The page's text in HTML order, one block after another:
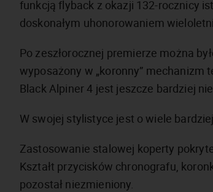
funkcją flyback z okazji 132-rocznicy
doskonałym uhonorowaniem
Po zeszłorocznej premierze można
wyposażony w „koronny”
Black Alpiner 4 jest jeszcze bardziej
W swojej stylistyce jest o wiele
Zastosowanie stalowej koperty
Kształt przycisków chronografu,
pozostał niezmieniony.